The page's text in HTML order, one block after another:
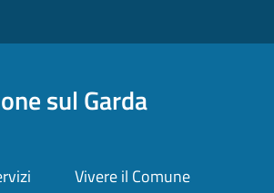
sul Garda
Vivere il Comune